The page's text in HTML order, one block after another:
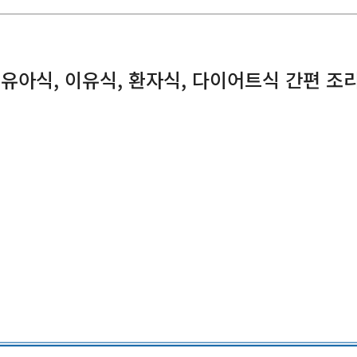
아식, 이유식, 환자식, 다이어트식 간편 조